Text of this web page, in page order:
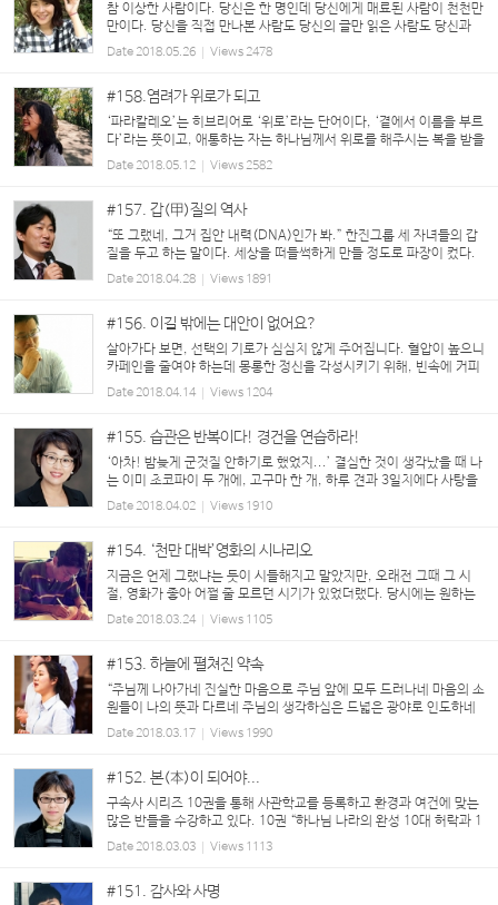
참 이상한 사람이다. 당신은 한 명인데 당신에게 매료된 사람이 천천만
만이다. 당신을 직접 만나본 사람도 당신의 글만 읽은 사람도 당신과
다른 언어를 사용하는 사람도 모두 당신에게 매료된다. 당신의 외모는
접근하기 쉬운 인상도 아니었고, 당신의 목소...
Date2018.05.26 Views2478
#158.염려가 위로가 되고
‘파라칼레오’는 히브리어로 ‘위로’라는 단어이다, ‘곁에서 이름을 부르
다’라는 뜻이고, 애통하는 자는 하나님께서 위로를 해주시는 복을 받을
수 있다. 문득, ‘위로’의 사전적 의미가 궁금해졌다. ‘따뜻한 말이나 행
동으로 괴로움을 덜어 주거나 슬픔...
Date2018.05.12 Views2582
#157. 갑(甲)질의 역사
“또 그랬네, 그거 집안 내력(DNA)인가 봐.” 한진그룹 세 자녀들의 갑
질을 두고 하는 말이다. 세상을 떠들썩하게 만들 정도로 파장이 컸다.
최근 막내딸인 조현민 전무가 광고대행사와 회의 중 대행사 직원에게
고성과 함께 물을 뿌린 것으로 알려졌다....
Date2018.04.28 Views 1891
#156. 이길 밖에는 대안이 없어요?
살아가다 보면, 선택의 기로가 심심치 않게 주어집니다. 혈압이 높으니
카페인을 줄여야 하는데 몽롱한 정신을 각성시키기 위해, 빈속에 커피
를 마시는 것도 선택이고, 종합 검진을 받고, 아찔한 숫자들과 의사 선
생님의 말씀을 배부르게 먹었으니, ‘자, 운...
Date2018.04.14 Views 1204
#155. 습관은 반복이다! 경건을 연습하라!
‘아차! 밤늦게 군것질 안하기로 했었지...’ 결심한 것이 생각났을 때 나
는 이미 초코파이 두 개에, 고구마 한 개, 하루 견과 3일치에다 사탕을
5개나 까먹고, 과자 봉지가 반 이상 줄고 있을 쯤 이었다. 시간은 밤 10
시가 훨씬 넘어 11시가 다되어가고 있는데...
Date2018.04.02 Views 1910
#154. ‘천만 대박’영화의 시나리오
지금은 언제 그랬냐는 듯이 시들해지고 말았지만, 오래전 그때 그 시
절, 영화가 좋아 어쩔 줄 모르던 시기가 있었더랬다. 당시에는 원하는
영화를 바로바로 볼 수 있는 수단이 지금과 같지 않아서, 동네 상가에
있었던 비디오 대여점에서 빌려보거나, 아니면 ...
Date2018.03.24 Views 1105
#153. 하늘에 펼쳐진 약속
“주님께 나아가네 진실한 마음으로 주님 앞에 모두 드러나네 마음의 소
원들이 나의 뜻과 다르네 주님의 생각하심은 드넓은 광야로 인도하네
새로운 길 여시네 두려움 속에 한걸음 딛네 담대함 주시는 하나님 강한
손으로 주 날 붙드네 ...
Date2018.03.17 Views 1990
#152. 본(本)이 되어야...
구속사 시리즈 10권을 통해 사관학교를 등록하고 환경과 여건에 맞는
많은 반들을 수강하고 있다. 10권 “하나님 나라의 완성 10대 허락과 1
0대 명령”을 통해 한 가지 단어를 떠올리게 된다. 하나님 나라의 완성,
아브라함의 생애, 복의 근원. 그것은, 본(本...
Date2018.03.03 Views 1113
#151. 감사와 사명